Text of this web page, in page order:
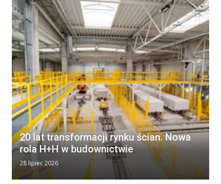
20 lat transformacji rynku ścian. Nowa
rola H+H w budownictwie
28 lipiec 2026